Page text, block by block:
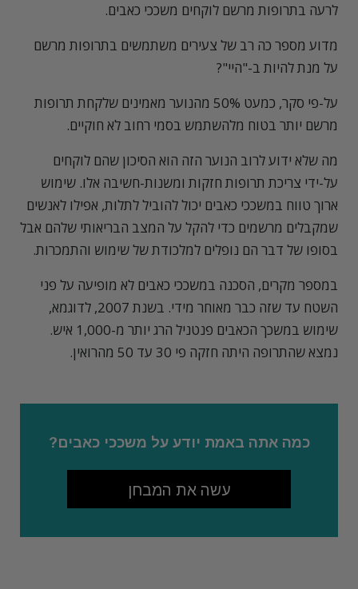
לרעה בתרופות מרשם לוקחים משככי כאבים.
מדוע מספר כה רב של צעירים משתמשים בתרופות מרשם
על מנת להיות ב-"היי"?
על-פי סקר, כמעט 50% מהנוער מאמינים שלקחת תרופות
מרשם יותר בטוח מלהשתמש בסמי רחוב לא חוקיים.
מה שלא ידוע לרוב הנוער הזה הוא הסיכון שהם לוקחים
על-ידי צריכת תרופות חזקות ומשנות-חשיבה אלו. שימוש
ארוך טווח במשככי כאבים יכול להוביל לתלות, אפילו לאנשים
שמקבלים מרשמים כדי להקל על המצב הבריאותי שלהם אבל
בסופו של דבר הם נופלים למלכודת של שימוש והתמכרות.
במספר מקרים, הסכנה במשככי כאבים לא מופיעה על פני
השטח עד שזה כבר מאוחר מידי. בשנת 2007, לדוגמא,
שימוש במשכך הכאבים פנטניל הרג יותר מ-1,000 איש.
נמצא שהתרופה היתה חזקה פי 30 עד 50 מהרואין.
כמה אתה באמת יודע על משככי כאבים?
עשה את המבחן